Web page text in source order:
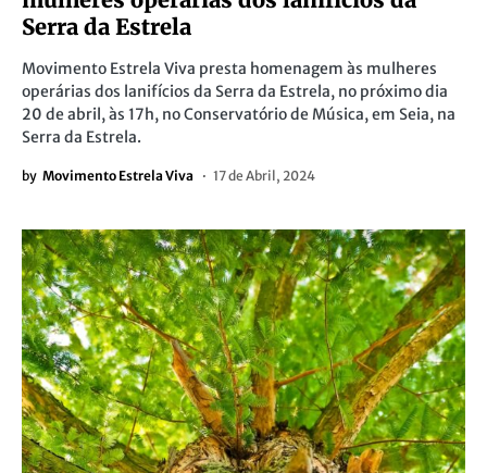
Serra da Estrela
Movimento Estrela Viva presta homenagem às mulheres
operárias dos lanifícios da Serra da Estrela, no próximo dia
20 de abril, às 17h, no Conservatório de Música, em Seia, na
Serra da Estrela.
by Movimento Estrela Viva 17 de Abril, 2024